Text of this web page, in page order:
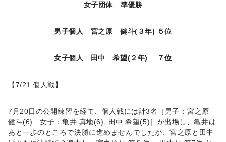
女子団体 準優勝
男子個人 宮之原 健斗(３年) ５位
女子個人 田中 希望(２年) ７位
【7/21 個人戦】
7月20日の公開練習を経て、個人戦には計3名［男子：宮之原
健斗(6) 女子：亀井 真地(6), 田中 希望(5)］が出場し、亀井は
あと一歩のところで決勝に進めませんでしたが、宮之原と田中